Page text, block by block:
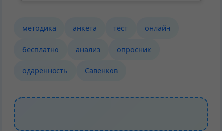
методика анкета тест онлайн
бесплатно анализ опросник
одарённость Савенков